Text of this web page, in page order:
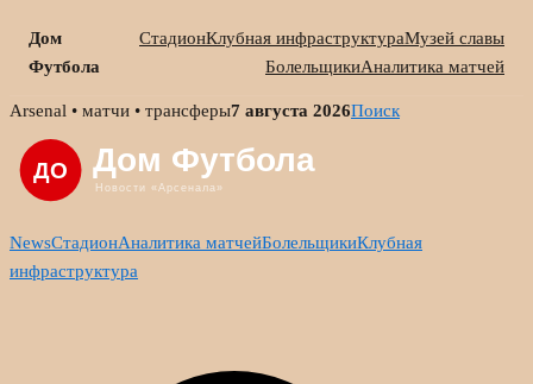
Дом
Футбола
СтадионКлубная инфраструктураМузей славы
БолельщикиАналитика матчей
Skip
content
Arsenal • матчи • трансферы7 августа 2026Поиск
NewsСтадионАналитика матчейБолельщикиКлубная
инфраструктура